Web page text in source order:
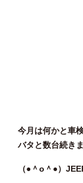
今月は何かと車
バタと数台続き
（●＾o ＾●）